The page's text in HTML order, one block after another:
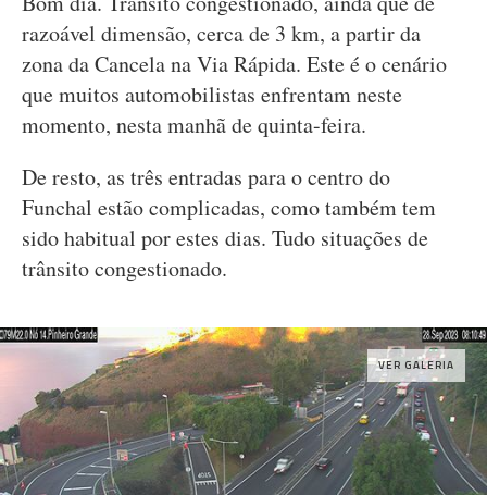
razoável dimensão, cerca de 3 km, a partir da
zona da Cancela na Via Rápida. Este é o cenário
que muitos automobilistas enfrentam neste
momento, nesta manhã de quinta-feira.
De resto, as três entradas para o centro do
Funchal estão complicadas, como também tem
sido habitual por estes dias. Tudo situações de
trânsito congestionado.
VER GALERIA